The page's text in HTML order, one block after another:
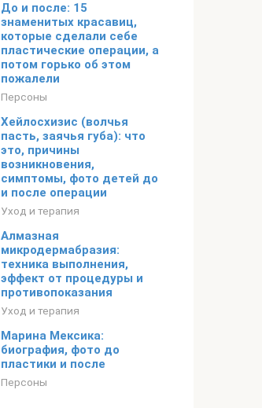
До и после: 15
знаменитых красавиц,
которые сделали себе
пластические операции, а
потом горько об этом
пожалели
Персоны
Хейлосхизис (волчья
пасть, заячья губа): что
это, причины
возникновения,
симптомы, фото детей до
и после операции
Уход и терапия
Алмазная
микродермабразия:
техника выполнения,
эффект от процедуры и
противопоказания
Уход и терапия
Марина Мексика:
биография, фото до
пластики и после
Персоны